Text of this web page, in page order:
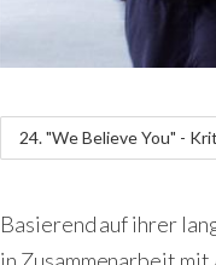
24. "We Believe You" -
Basierend auf ihrer